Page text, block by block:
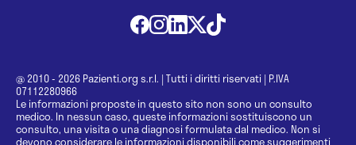
@ 2010 - 2026 Pazienti.org s.r.l. | Tutti i diritti riservati | P.IVA
07112280966
Le informazioni proposte in questo sito non sono un consulto
medico. In nessun caso, queste informazioni sostituiscono un
consulto, una visita o una diagnosi formulata dal medico. Non si
devono considerare le informazioni disponibili come suggerimenti